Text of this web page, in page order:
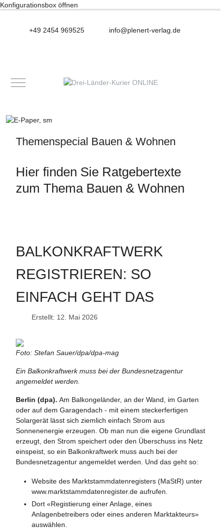
Konfigurationsbox öffnen
+49 2454 969525 info@plenert-verlag.de
Mobile Menu Toggle
Themenspecial Bauen & Wohnen
Hier finden Sie Ratgebertexte
zum Thema Bauen & Wohnen
BALKONKRAFTWERK
REGISTRIEREN: SO
EINFACH GEHT DAS
Erstellt: 12. Mai 2026
Foto: Stefan Sauer/dpa/dpa-mag
Ein Balkonkraftwerk muss bei der Bundesnetzagentur
angemeldet werden.
Berlin (dpa). Am Balkongeländer, an der Wand, im Garten
oder auf dem Garagendach - mit einem steckerfertigen
Solargerät lässt sich ziemlich einfach Strom aus
Sonnenenergie erzeugen. Ob man nun die eigene Grundlast
erzeugt, den Strom speichert oder den Überschuss ins Netz
einspeist, so ein Balkonkraftwerk muss auch bei der
Bundesnetzagentur angemeldet werden. Und das geht so:
Website des Marktstammdatenregisters (MaStR) unter
www.marktstammdatenregister.de aufrufen.
Dort «Registierung einer Anlage, eines
Anlagenbetreibers oder eines anderen Marktakteurs»
auswählen.